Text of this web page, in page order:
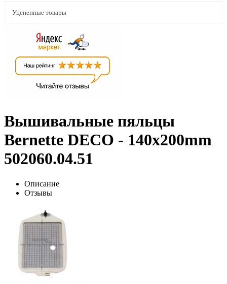
Уцененные товары
Вышивальные пяльцы
Bernette DECO - 140x200mm
502060.04.51
Описание
Отзывы